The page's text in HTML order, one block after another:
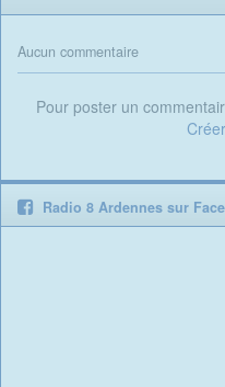
Aucun commentaire
Pour poster un
Radio 8 Ardennes sur